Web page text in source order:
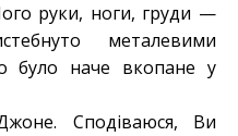
руки, ноги, груди —
металевими
було наче вкопане у
Сподіваюся, Ви